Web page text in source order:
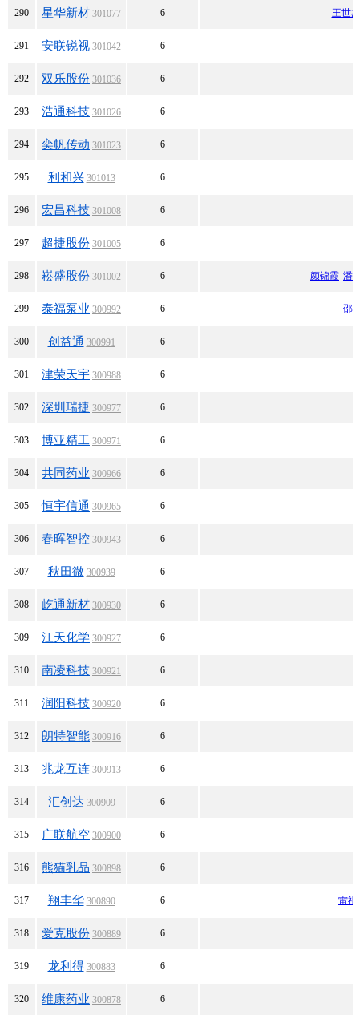
290 星华新材 301077 6 王世
291 安联锐视 301042 6
292 双乐股份 301036 6
293 浩通科技 301026 6
294 奕帆传动 301023 6
295 利和兴 301013 6
296 宏昌科技 301008 6
297 超捷股份 301005 6
298 崧盛股份 301002 6 颜锦霞 潘
299 泰福泵业 300992 6 邵
300 创益通 300991 6
301 津荣天宇 300988 6
302 深圳瑞捷 300977 6
303 博亚精工 300971 6
304 共同药业 300966 6
305 恒宇信通 300965 6
306 春晖智控 300943 6
307 秋田微 300939 6
308 屹通新材 300930 6
309 江天化学 300927 6
310 南凌科技 300921 6
311 润阳科技 300920 6
312 朗特智能 300916 6
313 兆龙互连 300913 6
314 汇创达 300909 6
315 广联航空 300900 6
316 熊猫乳品 300898 6
317 翔丰华 300890 6 雷
318 爱克股份 300889 6
319 龙利得 300883 6
320 维康药业 300878 6